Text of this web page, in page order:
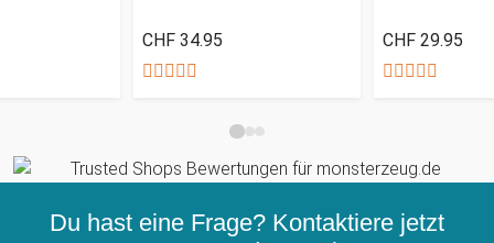
CHF 34.95 CHF 29.95
Du hast eine Frage? Kontaktiere jetzt